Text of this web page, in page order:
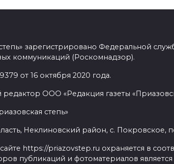
зарегистрировано Федеральной
коммуникаций (Роскомнадзор).
от 16 октября 2020 года.
ООО «Редакция газеты
степь»
Неклиновский район, с. Покровское,
https://priazovstep.ru охраняется в
публикаций и фотоматериалов